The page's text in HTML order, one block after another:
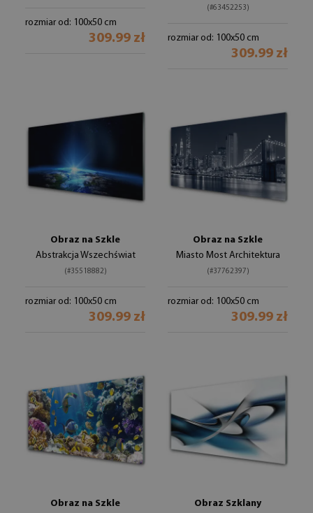
rozmiar od: 100x50 cm
309.99 zł
(#63452253)
rozmiar od: 100x50 cm
309.99 zł
Obraz na Szkle
Abstrakcja Wszechświat
(#35518882)
rozmiar od: 100x50 cm
309.99 zł
Obraz na Szkle
Miasto Most Architektura
(#37762397)
rozmiar od: 100x50 cm
309.99 zł
Obraz na Szkle
Obraz Szklany